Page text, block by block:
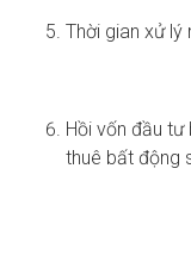
Thời gian xử lý
Hồi vốn đầu
thuê bất động